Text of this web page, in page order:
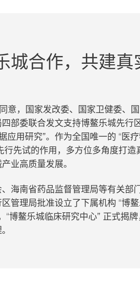
城合作，共建真
意，国家发改委、国家卫健委、
部委联合发文支持博鳌乐城先行
应用研究”。作为全国唯一的 “医
行先试的作用，多方位多角度打造
业高质量发展。
海南省药品监督管理局等有关部
管理局批准设立了下属机构 “博
“博鳌乐城临床研究中心” 正式揭